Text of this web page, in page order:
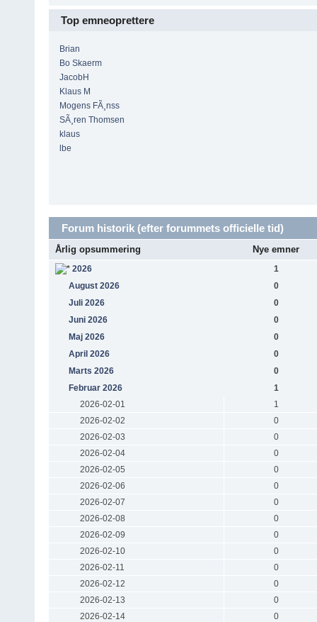
Top emneoprettere
Brian
Bo Skaerm
JacobH
Klaus M
Mogens FÃ¸nss
SÃ¸ren Thomsen
klaus
lbe
Forum historik (efter forummets officielle tid)
Årlig opsummering Nye emner
2026
1
August 2026
0
Juli 2026
0
Juni 2026
0
Maj 2026
0
April 2026
0
Marts 2026
0
Februar 2026
1
2026-02-01
1
2026-02-02
0
2026-02-03
0
2026-02-04
0
2026-02-05
0
2026-02-06
0
2026-02-07
0
2026-02-08
0
2026-02-09
0
2026-02-10
0
2026-02-11
0
2026-02-12
0
2026-02-13
0
2026-02-14
0